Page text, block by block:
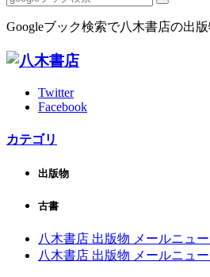
Googleブック検索で八木書店の出
Twitter
Facebook
カテゴリ
出版物
古書
八木書店 出版物 メールニュ
八木書店 出版物 メールニュ